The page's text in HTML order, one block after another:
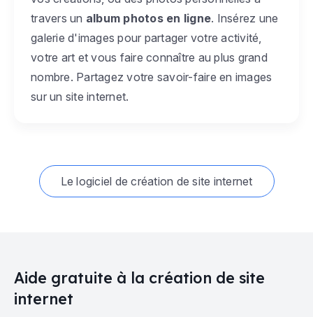
travers un album photos en ligne. Insérez une
galerie d'images pour partager votre activité,
votre art et vous faire connaître au plus grand
nombre. Partagez votre savoir-faire en images
sur un site internet.
Le logiciel de création de site internet
Aide gratuite à la création de site
internet